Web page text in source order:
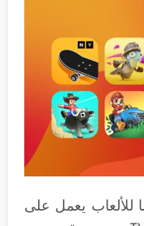
يعمل على